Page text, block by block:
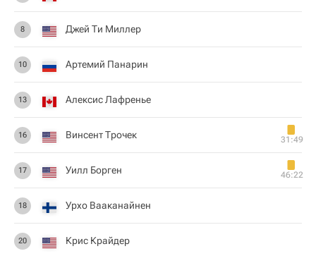
8 Джей Ти Миллер
10 Артемий Панарин
13 Алексис Лафренье
16 Винсент Трочек 31:49
17 Уилл Борген 46:22
18 Урхо Вааканайнен
20 Крис Крайдер